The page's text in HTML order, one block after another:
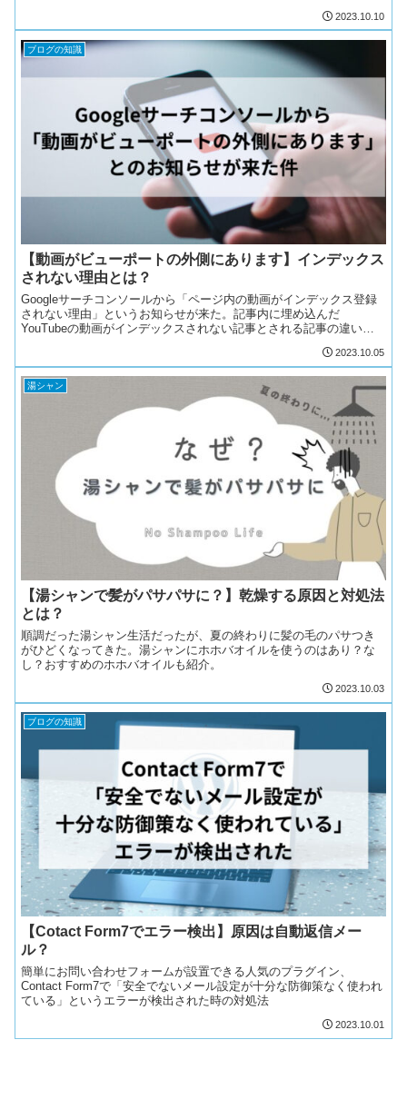
2023.10.10
ブログの知識
【動画がビューポートの外側にあります】インデックス
されない理由とは？
Googleサーチコンソールから「ページ内の動画がインデックス登録
されない理由」というお知らせが来た。記事内に埋め込んだ
YouTubeの動画がインデックスされない記事とされる記事の違いっ
2023.10.05
湯シャン
【湯シャンで髪がパサパサに？】乾燥する原因と対処法
とは？
順調だった湯シャン生活だったが、夏の終わりに髪の毛のパサつき
がひどくなってきた。湯シャンにホホバオイルを使うのはあり？な
し？おすすめのホホバオイルも紹介。
2023.10.03
ブログの知識
【Cotact Form7でエラー検出】原因は自動返信メー
ル？
簡単にお問い合わせフォームが設置できる人気のプラグイン、
Contact Form7で「安全でないメール設定が十分な防御策なく使われ
ている」というエラーが検出された時の対処法
2023.10.01